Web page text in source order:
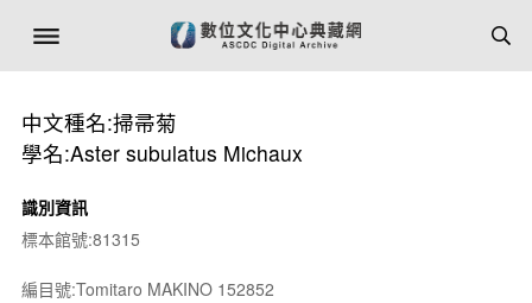
中文種名:掃帚菊
學名:Aster subulatus Michaux
識別資訊
標本館號:81315
編目號:Tomitaro MAKINO 152852